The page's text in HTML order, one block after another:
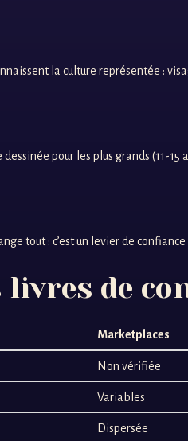
la culture représentée :
pour les plus grands (11-
tout : c’est un levier de
de
Marketplaces
Non vérifiée
Variables
Dispersée